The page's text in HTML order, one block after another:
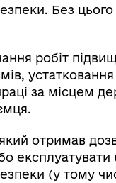
Без
робіт
за місцем
отримав
(у тому